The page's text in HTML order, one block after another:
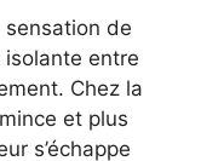
de
entre
Chez la
et plus
s’échappe